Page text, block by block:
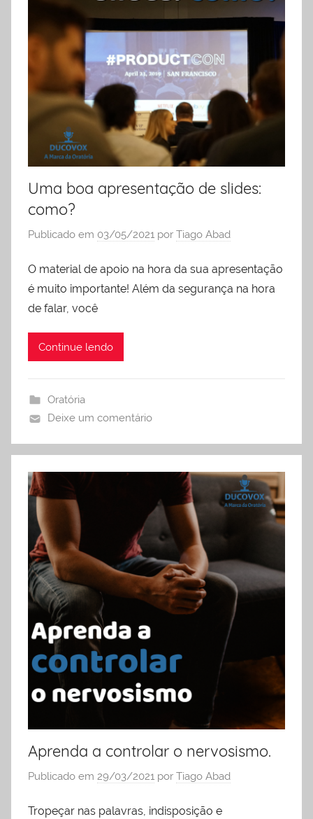
liderança
Uma boa apresentação de slides:
como?
Publicado em 03/05/2021 por Tiago Abad
O material de apoio na hora da sua apresentação
é muito importante! Além da segurança na hora
de falar, você
Continue lendo
Oratória
Deixe um comentário
Aprenda a controlar o nervosismo.
Publicado em 29/03/2021 por Tiago Abad
Tropeçar nas palavras, indisposição e